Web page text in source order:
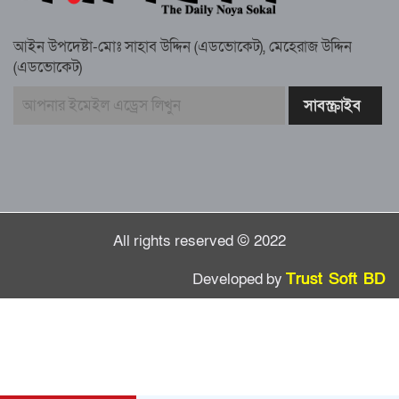
স্মরণ সভায় মিলাদ ও দোয়া
কামরুল কাননের ছবি বিকৃত করে অপপ্রচারের
বাংলাদেশ আজ দুই ভাগে বিভক্ত—একটি
আইন উপদেষ্টা-মোঃ সাহাব উদ্দিন (এডভোকেট), মেহেরাজ উদ্দিন
(এডভোকেট)
All rights reserved © 2022
Developed by Trust Soft BD